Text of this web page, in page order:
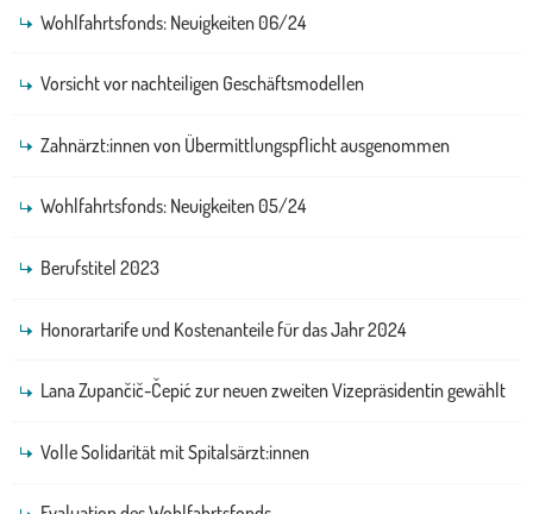
Wohlfahrtsfonds: Neuigkeiten 06/24
Vorsicht vor nachteiligen Geschäftsmodellen
Zahnärzt:innen von Übermittlungspflicht ausgenommen
Wohlfahrtsfonds: Neuigkeiten 05/24
Berufstitel 2023
Honorartarife und Kostenanteile für das Jahr 2024
Lana Zupančič-Čepić zur neuen zweiten Vizepräsidentin gewählt
Volle Solidarität mit Spitalsärzt:innen